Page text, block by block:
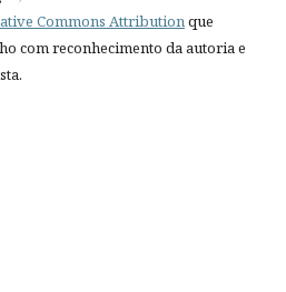
Commons Attributionque
com reconhecimento da autoria e